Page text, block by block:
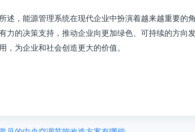
述， 能源管理系统在现代企业中扮演着越来越重要的
力的决策支持，推动企业向更加绿色、可持续的方
，为企业和社会创造更大的价值。